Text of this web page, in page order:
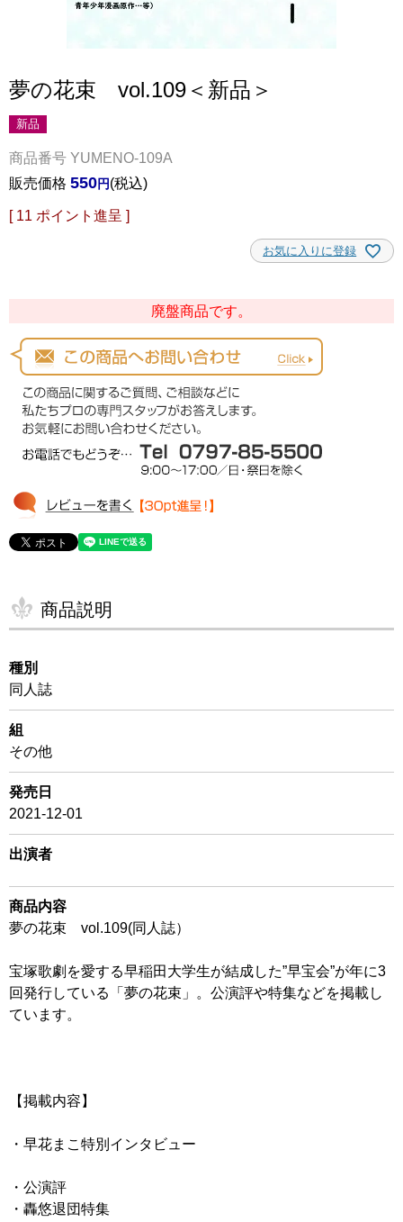
夢の花束 vol.109＜新品＞
新品
商品番号 YUMENO-109A
販売価格 550 税込
[ 11 ポイント進呈 ]
お気に入りに登録
廃盤商品です。
商品説明
種別
同人誌
組
その他
発売日
2021-12-01
出演者
商品内容
夢の花束 vol.109(同人誌）
宝塚歌劇を愛する早稲田大学生が結成した”早宝会”が年に3
回発行している「夢の花束」。公演評や特集などを掲載し
ています。
【掲載内容】
・早花まこ特別インタビュー
・公演評
・轟悠退団特集